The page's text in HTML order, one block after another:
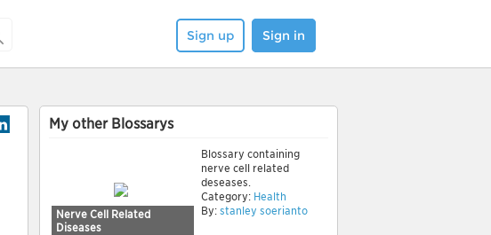
Sign up Sign in
My other Blossarys
Nerve Cell Related
Diseases
Blossary containing
nerve cell related
deseases.
Category: Health
By: stanley soerianto